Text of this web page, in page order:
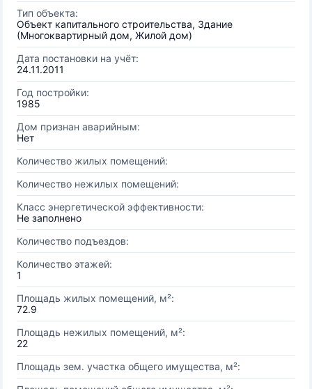
Тип объекта:
Объект капитального строительства, Здание
(Многоквартирный дом, Жилой дом)
Дата постановки на учёт:
24.11.2011
Год постройки:
1985
Дом признан аварийным:
Нет
Количество жилых помещений:
Количество нежилых помещений:
Класс энергетической эффективности:
Не заполнено
Количество подъездов:
Количество этажей:
1
Площадь жилых помещений, м²:
72.9
Площадь нежилых помещений, м²:
22
Площадь зем. участка общего имущества, м²: